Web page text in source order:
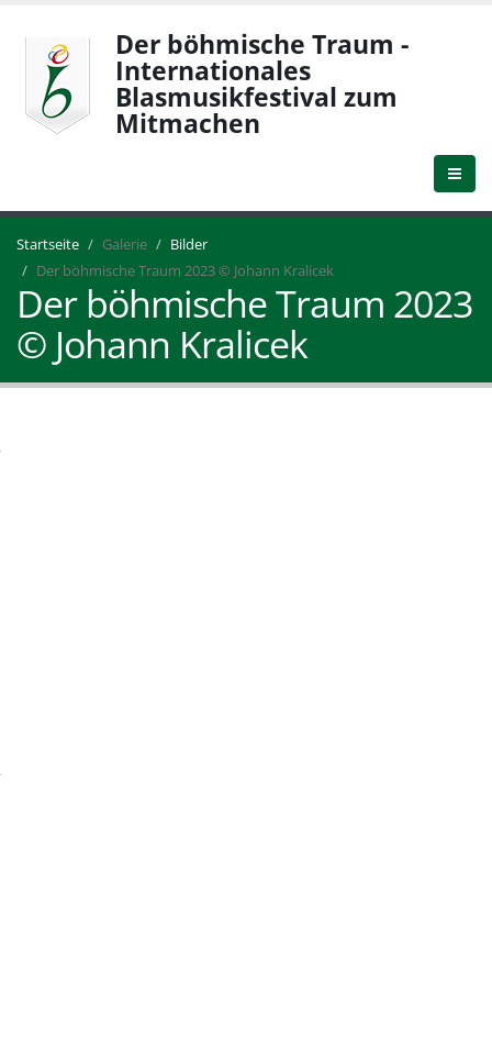
Der böhmische Traum -
Internationales
Blasmusikfestival zum
Mitmachen
Startseite Galerie
Bilder
Der böhmische Traum 2023 © Johann Kralicek
Der böhmische Traum 2023
© Johann Kralicek